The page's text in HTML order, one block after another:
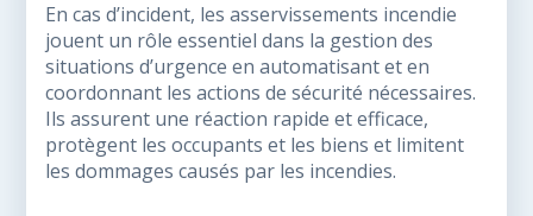
En cas d’incident, les asservissements incendie
jouent un rôle essentiel dans la gestion des
situations d’urgence en automatisant et en
coordonnant les actions de sécurité nécessaires.
Ils assurent une réaction rapide et efficace,
protègent les occupants et les biens et limitent
les dommages causés par les incendies.